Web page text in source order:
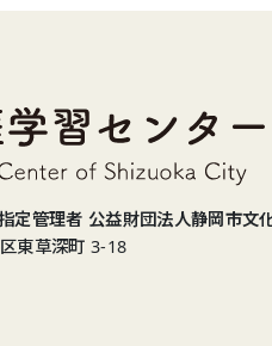
定管理者 公益財団法人静岡市文
東草深町 3-18